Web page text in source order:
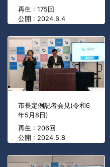
再生 : 175回
公開 : 2024.6.4
市長定例記者会見(令和6
年5月8日)
再生 : 206回
公開 : 2024.5.8